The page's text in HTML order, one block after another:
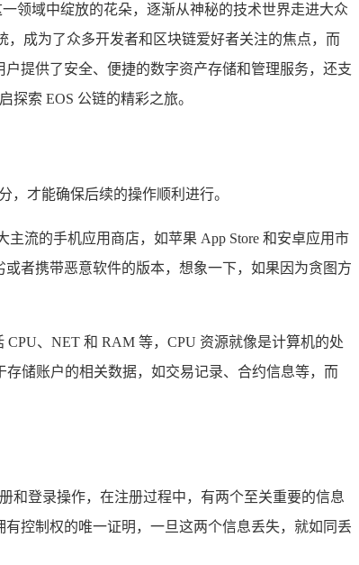
领域中绽放的花朵，逐渐从神秘的技术世界走进大众
成为了众多开发者和区块链爱好者关注的焦点，而
提供了安全、便捷的数字资产存储和管理服务，还支
索 EOS 公链的精彩之旅。
才能确保后续的操作顺利进行。
流的手机应用商店，如苹果 App Store 和安卓应用市
者携带恶意软件的版本，想象一下，如果因为贪图方
、NET 和 RAM 等，CPU 资源就像是计算机的处
储账户的相关数据，如交易记录、合约信息等，而
和登录操作，在注册过程中，有两个至关重要的信息
控制权的唯一证明，一旦这两个信息丢失，就如同丢